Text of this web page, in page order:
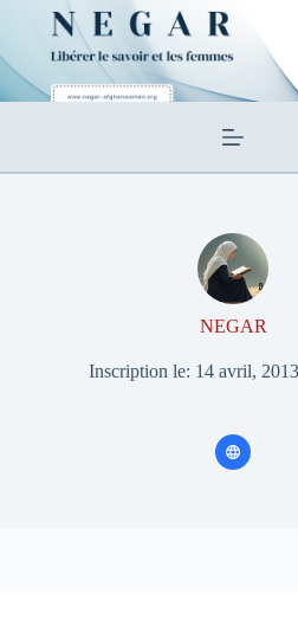
contenu
NEGAR
Inscription le: 14 avril, 2013